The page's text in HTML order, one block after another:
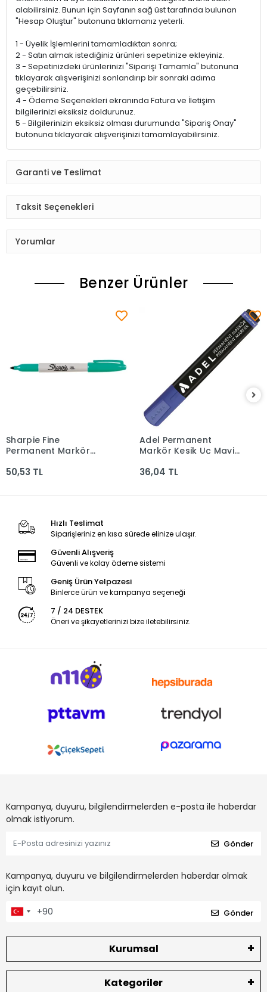
alabilirsiniz. Bunun için Sayfanın sağ üst tarafında bulunan
"Hesap Oluştur" butonuna tıklamanız yeterli.
1 - Üyelik İşlemlerini tamamladıktan sonra;
2 - Satın almak istediğiniz ürünleri sepetinize ekleyiniz.
3 - Sepetinizdeki ürünlerinizi "Siparişi Tamamla" butonuna
tıklayarak alışverişinizi sonlandırıp bir sonraki adıma
geçebilirsiniz.
4 - Ödeme Seçenekleri ekranında Fatura ve İletişim
bilgilerinizi eksiksiz doldurunuz.
5 - Bilgilerinizin eksiksiz olması durumunda "Sipariş Onay"
butonuna tıklayarak alışverişinizi tamamlayabilirsiniz.
Garanti ve Teslimat
Taksit Seçenekleri
Yorumlar
Benzer Ürünler
Sepete Ekle
Sharpie Fine
Permanent Markör
50,53 TL
Sepete Ekle
Adel Permanent
Markör Kesik Uç Mavi
36,04 TL
Hızlı Teslimat
Siparişleriniz en kısa sürede elinize ulaşır.
Güvenli Alışveriş
Güvenli ve kolay ödeme sistemi
Geniş Ürün Yelpazesi
Binlerce ürün ve kampanya seçeneği
7 / 24 DESTEK
Öneri ve şikayetlerinizi bize iletebilirsiniz.
Kampanya, duyuru, bilgilendirmelerden e-posta ile haberdar
olmak istiyorum.
Gönder
Kampanya, duyuru ve bilgilendirmelerden haberdar olmak
için kayıt olun.
Gönder
Kurumsal
Kategoriler